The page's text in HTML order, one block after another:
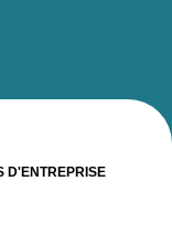
D'ENTREPRISE